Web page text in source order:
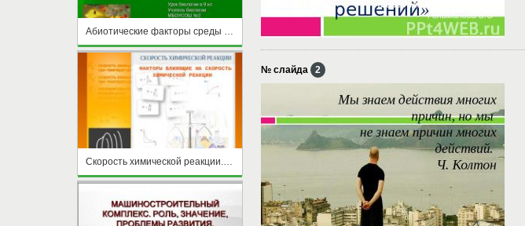
Скорость химической реакции. Факторы влияющие на скорость химических реакций
№ слайда 2